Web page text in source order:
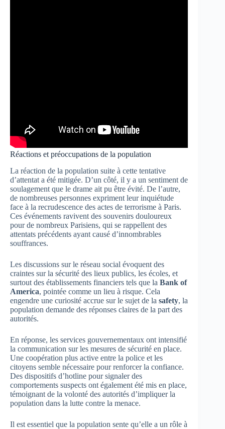
Réactions et préoccupations de la population
La réaction de la population suite à cette tentative
d’attentat a été mitigée. D’un côté, il y a un sentiment de
soulagement que le drame ait pu être évité. De l’autre,
de nombreuses personnes expriment leur inquiétude
face à la recrudescence des actes de terrorisme à Paris.
Ces événements ravivent des souvenirs douloureux
pour de nombreux Parisiens, qui se rappellent des
attentats précédents ayant causé d’innombrables
souffrances.
Les discussions sur le réseau social évoquent des
craintes sur la sécurité des lieux publics, les écoles, et
surtout des établissements financiers tels que la Bank of
America, pointée comme un lieu à risque. Cela
engendre une curiosité accrue sur le sujet de la safety, la
population demande des réponses claires de la part des
autorités.
En réponse, les services gouvernementaux ont intensifié
la communication sur les mesures de sécurité en place.
Une coopération plus active entre la police et les
citoyens semble nécessaire pour renforcer la confiance.
Des dispositifs d’hotline pour signaler des
comportements suspects ont également été mis en place,
témoignant de la volonté des autorités d’impliquer la
population dans la lutte contre la menace.
Il est essentiel que la population sente qu’elle a un rôle à